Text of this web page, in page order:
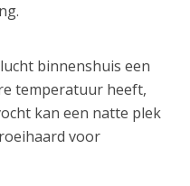
binnenshuis een
temperatuur heeft,
kan een natte plek
voor